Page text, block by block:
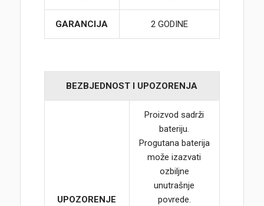
GARANCIJA 2 GODINE
BEZBJEDNOST I UPOZORENJA
UPOZORENJE
Proizvod sadrži
bateriju.
Progutana baterija
može izazvati
ozbiljne
unutrašnje
povrede.